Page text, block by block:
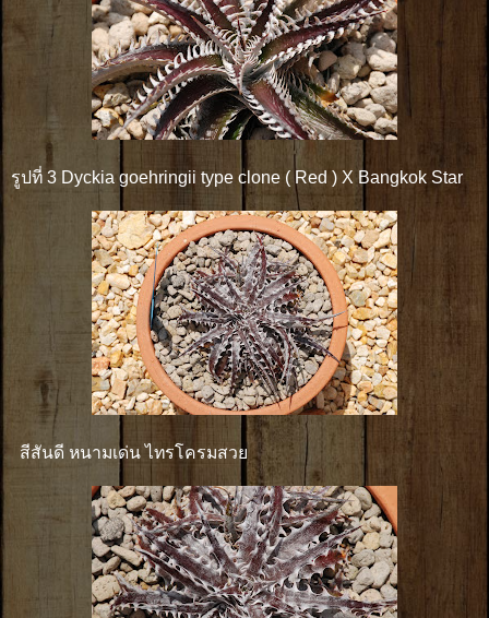
รูปที่ 3 Dyckia goehringii type clone ( Red ) X Bangkok Star
สีสันดี หนามเด่น ไทรโครมสวย